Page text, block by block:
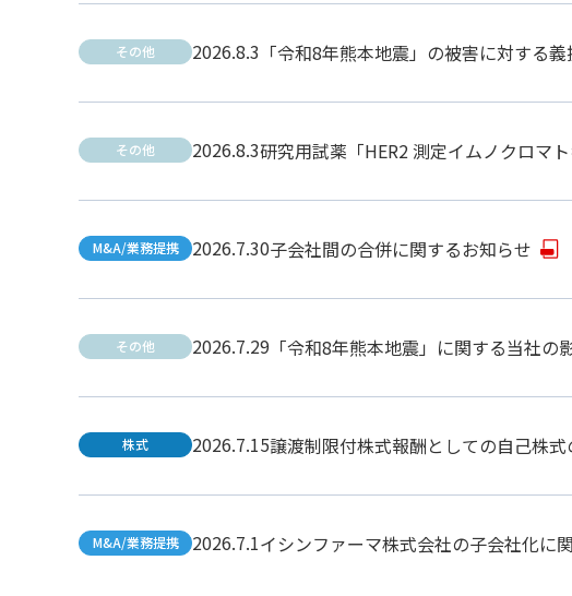
その他 2026.8.3 「令和8年熊本地震」の被害に対する
その他 2026.8.3研究用試薬「HER2 測定イムノクロマ
M&A/業務提携 2026.7.30子会社間の合併に関するお知らせ
その他 2026.7.29 「令和8年熊本地震」に関する当社の
株式 2026.7.15譲渡制限付株式報酬としての自己株
M&A/業務提携 2026.7.1イシンファーマ株式会社の子会社化に